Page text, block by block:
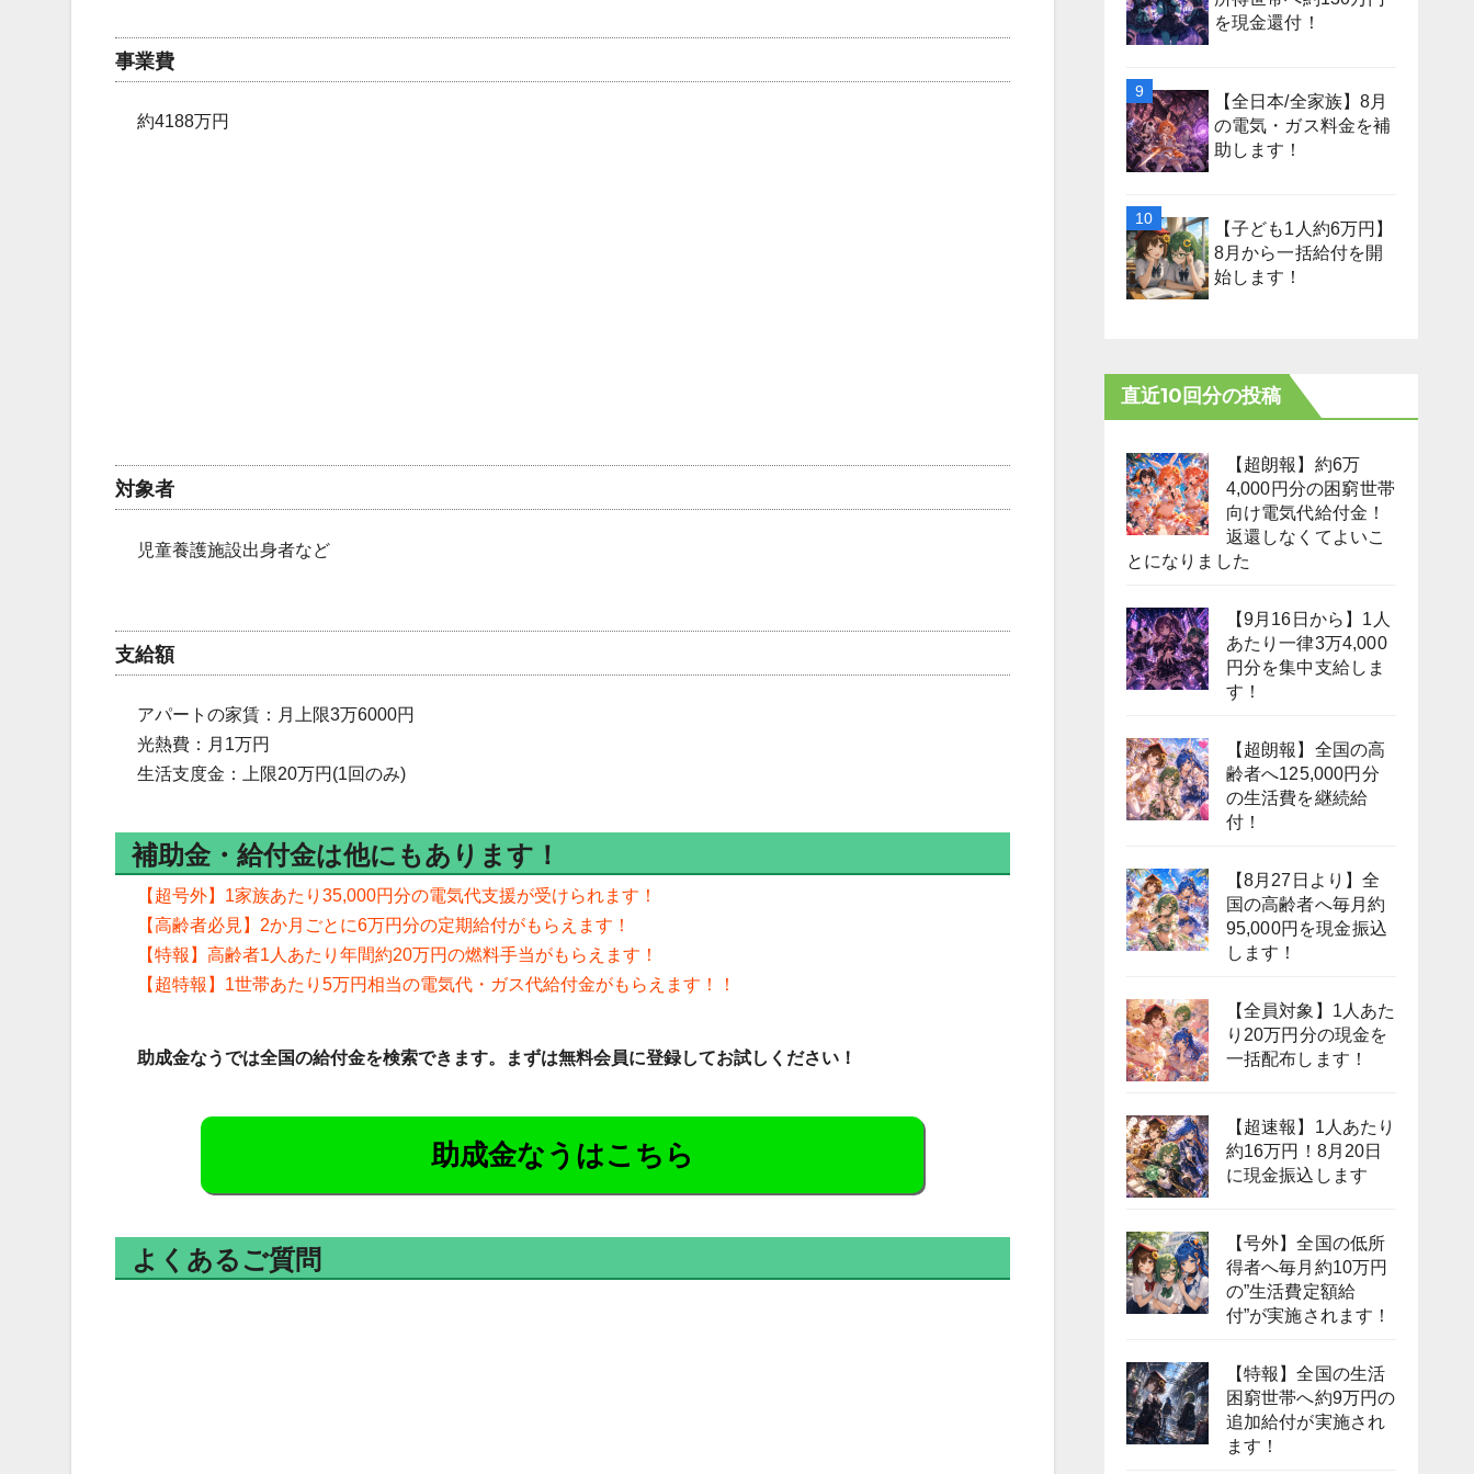
事業費
約4188万円
対象者
児童養護施設出身者など
支給額
アパートの家賃：月上限3万6000円
光熱費：月1万円
生活支度金：上限20万円(1回のみ)
補助金・給付金は他にもあります！
【超号外】1家族あたり35,000円分の電気代支援が受けられます！
【高齢者必見】2か月ごとに6万円分の定期給付がもらえます！
【特報】高齢者1人あたり年間約20万円の燃料手当がもらえます！
【超特報】1世帯あたり5万円相当の電気代・ガス代給付金がもらえます！！
助成金なうでは全国の給付金を検索できます。まずは無料会員に登録してお試しください！
助成金なうはこちら
よくあるご質問
を現金還付！
【全日本/全家族】8月
の電気・ガス料金を補
助します！
【子ども1人約6万円】
8月から一括給付を開
始します！
直近10回分の投稿
【超朗報】約6万
4,000円分の困窮世帯
向け電気代給付金！
返還しなくてよいこ
とになりました
【9月16日から】1人
あたり一律3万4,000
円分を集中支給しま
す！
【超朗報】全国の高
齢者へ125,000円分
の生活費を継続給
付！
【8月27日より】全
国の高齢者へ毎月約
95,000円を現金振込
します！
【全員対象】1人あた
り20万円分の現金を
一括配布します！
【超速報】1人あたり
約16万円！8月20日
に現金振込します
【号外】全国の低所
得者へ毎月約10万円
の”生活費定額給
付”が実施されます！
【特報】全国の生活
困窮世帯へ約9万円の
追加給付が実施され
ます！